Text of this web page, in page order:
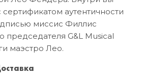
аутентичности
миссис Филлис
председателя G&L Musical
маэстро Лео.